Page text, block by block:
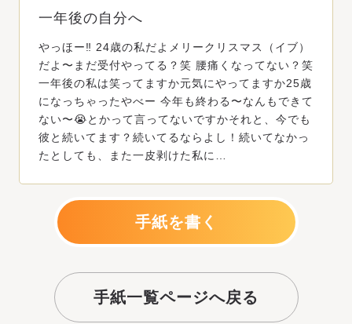
一年後の自分へ
やっほー‼️ 24歳の私だよメリークリスマス（イブ）
だよ〜まだ受付やってる？笑 腰痛くなってない？笑
一年後の私は笑ってますか元気にやってますか25歳
になっちゃったやべー 今年も終わる〜なんもできて
ない〜😭とかって言ってないですかそれと、今でも
彼と続いてます？続いてるならよし！続いてなかっ
たとしても、また一皮剥けた私に…
手紙を書く
手紙一覧ページへ戻る